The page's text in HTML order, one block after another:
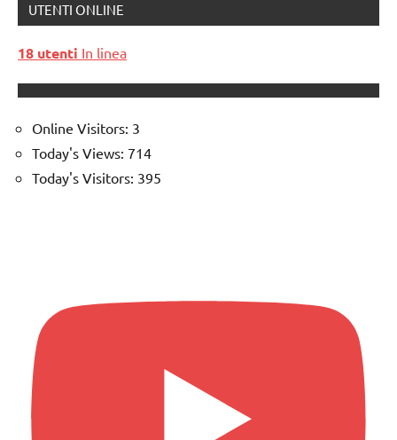
UTENTI ONLINE
18 utenti In linea
Online Visitors: 3
Today's Views: 714
Today's Visitors: 395